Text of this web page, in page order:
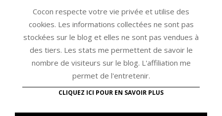
Cocon respecte votre vie privée et utilise des
cookies. Les informations collectées ne sont pas
stockées sur le blog et elles ne sont pas vendues à
des tiers. Les stats me permettent de savoir le
nombre de visiteurs sur le blog. L'affiliation me
permet de l'entretenir.
CLIQUEZ ICI POUR EN SAVOIR PLUS